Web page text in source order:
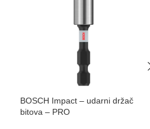
BOSCH Impact – udarni držač
bitova – PRO